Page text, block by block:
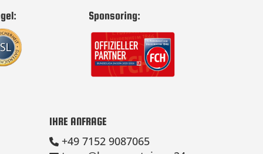
Sponsoring:
IHRE ANFRAGE
+49 7152 9087065